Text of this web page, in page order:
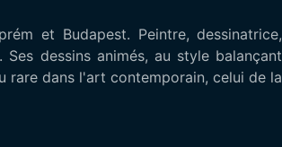
et Budapest. Peintre, dessinatrice,
dessins animés, au style balançant
rare dans l'art contemporain, celui de la